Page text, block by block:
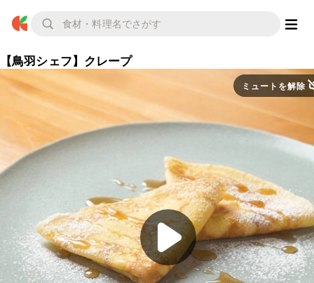
【鳥羽シェフ】クレープ
ミュートを解除